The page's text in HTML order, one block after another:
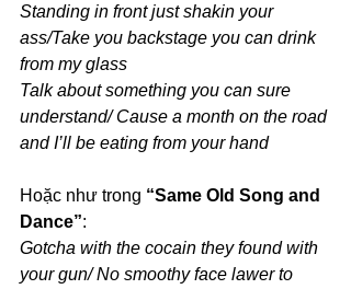
Standing in front just shakin your
ass/Take you backstage you can drink
from my glass
Talk about something you can sure
understand/ Cause a month on the road
and I’ll be eating from your hand
Hoặc như trong “Same Old Song and
Dance”:
Gotcha with the cocain they found with
your gun/ No smoothy face lawer to